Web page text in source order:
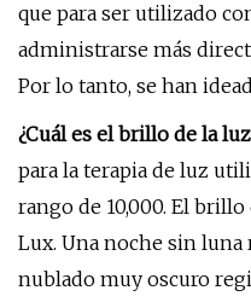
que para ser utilizado
administrarse más
Por lo tanto, se han
¿Cuál es el brillo de la
para la terapia de luz
rango de 10,000. El
Lux. Una noche sin luna
nublado muy oscuro